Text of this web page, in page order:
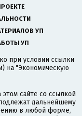
УП
УП
при условии ссылки
на "Экономическую
сайте со ссылкой
дальнейшему
в любой форме,